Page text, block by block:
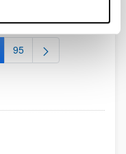
intermedias Use TAB
Página
95